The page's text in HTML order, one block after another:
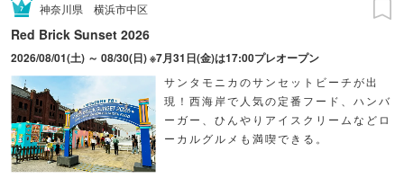
神奈川県 横浜市中区
Red Brick Sunset 2026
2026/08/01(土) ～ 08/30(日) ※7月31日(金)は17:00プレオープン
サンタモニカのサンセットビーチが出
現！西海岸で人気の定番フード、ハンバ
ーガー、ひんやりアイスクリームなどロ
ーカルグルメも満喫できる。